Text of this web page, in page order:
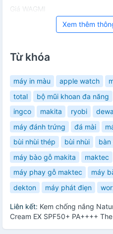
Giá WAGMI
Xem thêm
Từ khóa
máy in màu apple watch
total
bộ mũi khoan đa năng
ingco
makita ryobi
máy đánh trứng
đá mài
bùi nhùi thép
bùi nhùi bàn
máy bào gỗ makita
maktec
máy phay gỗ maktec
máy
dekton
máy phát điẹn
Liên kết: Kem chống nắng
Cream EX SPF50+ PA++++